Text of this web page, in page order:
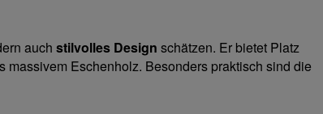
auch stilvolles Design schätzen. Er bietet Platz
massivem Eschenholz. Besonders praktisch sind die